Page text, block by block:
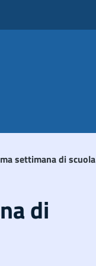
settimana di scuola
di